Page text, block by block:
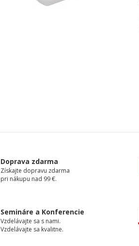
Doprava zdarma
Získajte dopravu zdarma
pri nákupu nad 99 €.
Semináre a Konferencie
Vzdelávajte sa s nami.
Vzdelávajte sa kvalitne.